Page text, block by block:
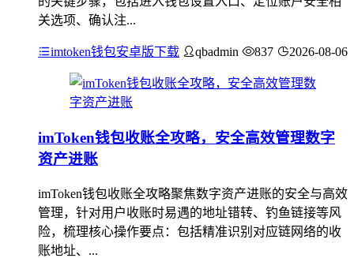
关选项、确认注...
imtoken钱包安卓版下载 qbadmin 837 2026-08-06
imToken钱包收账全攻略，安全高效管理数字
资产进账
imToken钱包收账全攻略聚焦数字资产进账的安全与高效
管理，针对用户收账时易遇的地址错转、钓鱼链接等风
险，梳理核心操作要点：包括精准识别对应链网络的收
账地址、...